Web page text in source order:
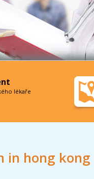
in hong kong
lékaře